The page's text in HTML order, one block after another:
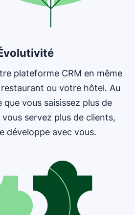
plateforme CRM en même
ou votre hôtel. Au
que vous saisissez plus de
servez plus de clients,
développe avec vous.